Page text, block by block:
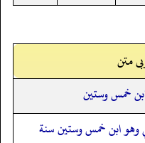
متن
خمس وستين
وهو ابن خمس وستين سنة